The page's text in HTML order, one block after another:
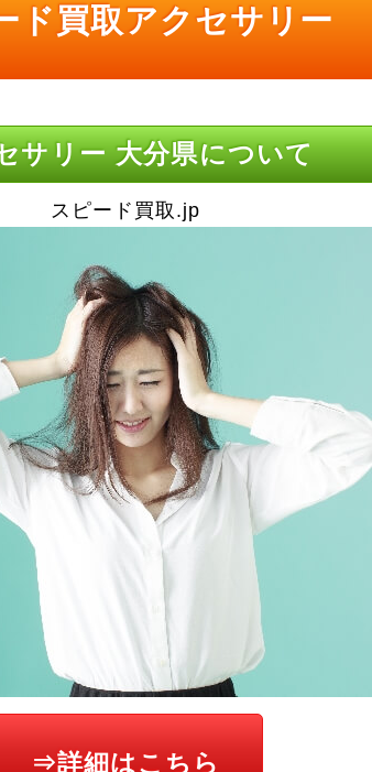
ド買取アクセサリー
サリー 大分県について
スピード買取.jp
⇒詳細はこちら